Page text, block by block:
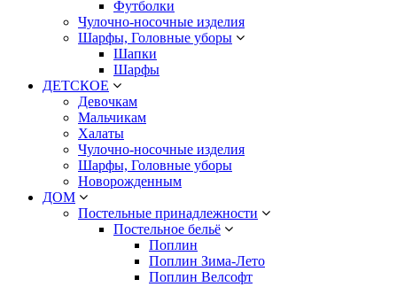
Футболки
Чулочно-носочные изделия
Шарфы, Головные уборы
Шапки
Шарфы
ДЕТСКОЕ
Девочкам
Мальчикам
Халаты
Чулочно-носочные изделия
Шарфы, Головные уборы
Новорожденным
ДОМ
Постельные принадлежности
Постельное бельё
Поплин
Поплин Зима-Лето
Поплин Велсофт